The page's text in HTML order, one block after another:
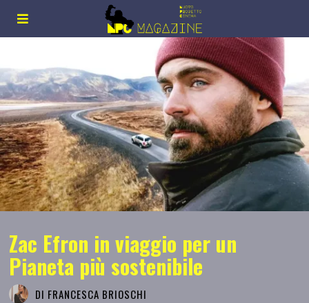
Zac Efron in viaggio per un
Pianeta più sostenibile
DI FRANCESCA BRIOSCHI